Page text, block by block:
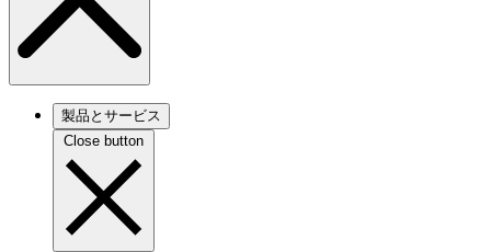
製品とサービス
Close button